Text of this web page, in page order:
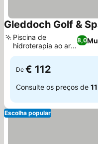
Gleddoch Golf &
8,0
Piscina de
hidroterapia ao ar
livre
De € 112
Consulte os preços de
Escolha popular